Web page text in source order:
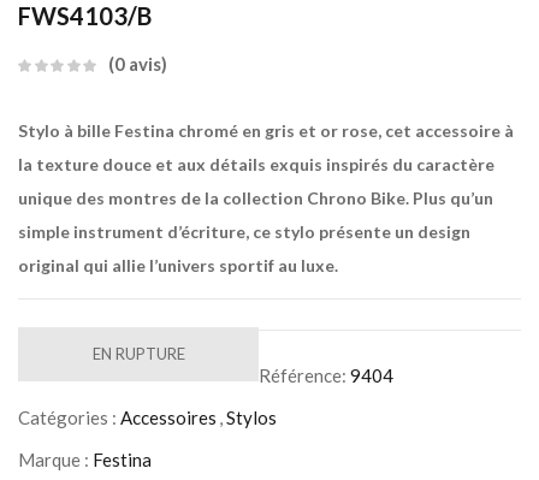
FWS4103/B
0 avis
Stylo à bille Festina chromé en gris et or rose, cet accessoire à
la texture douce et aux détails exquis inspirés du caractère
unique des montres de la collection Chrono Bike. Plus qu’un
simple instrument d’écriture, ce stylo présente un design
original qui allie l’univers sportif au luxe.
EN RUPTURE
Référence: 9404
Catégories : Accessoires ,Stylos
Marque : Festina